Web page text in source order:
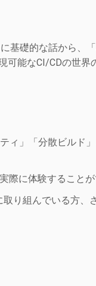
基礎的な話から、
能なCI/CDの世界
ィ」「分散ビルド
際に体験することが
り組んでいる方、